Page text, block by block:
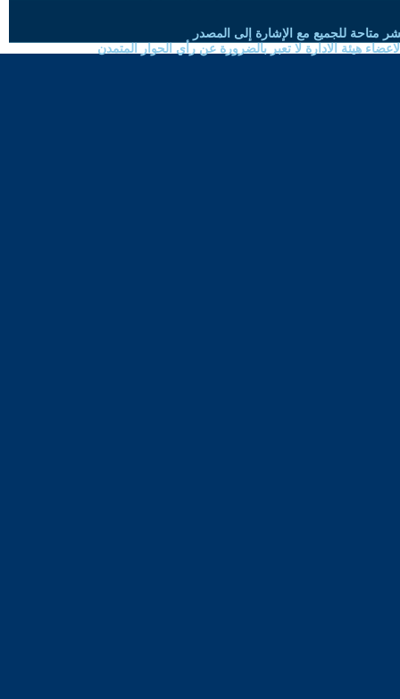
متاحة للجميع مع الإشارة إلى المصدر
هيئة الادارة لا تعبر بالضرورة عن رأي الحوار المتمدن